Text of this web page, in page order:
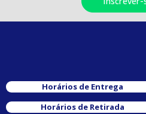
Horários de Entrega
Horários de Retirada